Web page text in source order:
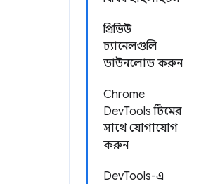
প্রিভিউ
চ্যানেলগুলি
ডাউনলোড করুন
Chrome
DevTools টিমের
সাথে যোগাযোগ
করুন
DevTools-এ